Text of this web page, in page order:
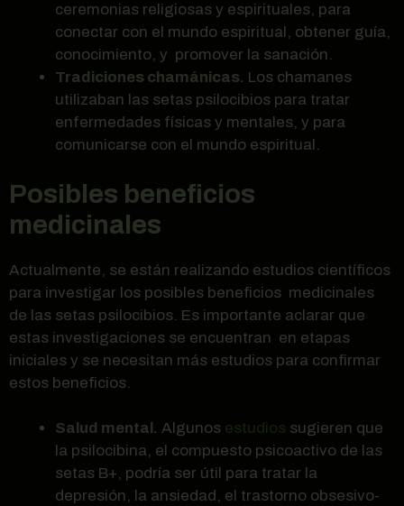
ceremonias religiosas y espirituales, para
conectar con el mundo espiritual, obtener guía,
conocimiento, y promover la sanación.
Tradiciones chamánicas. Los chamanes
utilizaban las setas psilocibios para tratar
enfermedades físicas y mentales, y para
comunicarse con el mundo espiritual.
Posibles beneficios
medicinales
Actualmente, se están realizando estudios científicos
para investigar los posibles beneficios medicinales
de las setas psilocibios. Es importante aclarar que
estas investigaciones se encuentran en etapas
iniciales y se necesitan más estudios para confirmar
estos beneficios.
Salud mental. Algunos estudios sugieren que
la psilocibina, el compuesto psicoactivo de las
setas B+, podría ser útil para tratar la
depresión, la ansiedad, el trastorno obsesivo-